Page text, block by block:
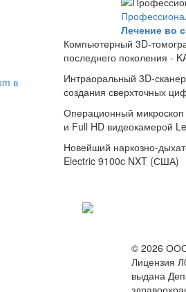
Лечение во
Компьютерный 3D-
последнего поколения -
Интраоральный 3D-
создания сверхточных
Операционный
и Full HD видеокамерой
Новейший наркозно-
Electric 9100c NXT (США)
© 2026
Лицензия
выдана